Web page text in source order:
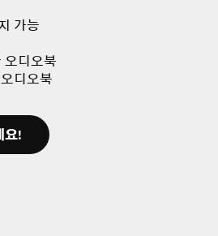
가능
오디오북
디오북
요!